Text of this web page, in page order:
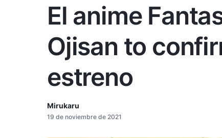
El anime
Ojisan to
estreno
Mirukaru
19 de noviembre de 2021